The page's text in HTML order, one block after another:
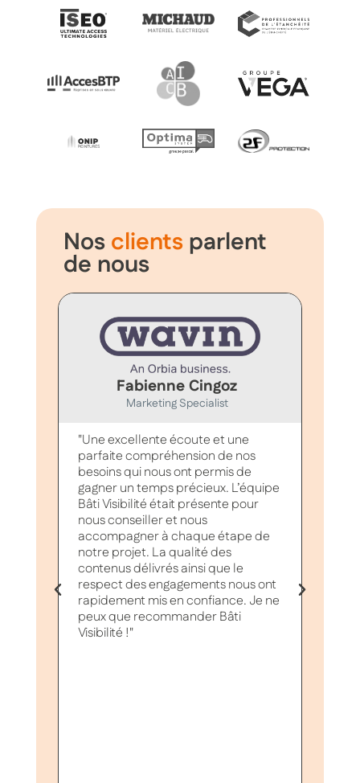
Nosclientsparlent
de nous
Fabienne Cingoz
Marketing Specialist
"Une excellente écoute et une
parfaite compréhension de nos
besoins qui nous ont permis de
gagner un temps précieux. L’équipe
Bâti Visibilité était présente pour
nous conseiller et nous
accompagner à chaque étape de
notre projet. La qualité des
contenus délivrés ainsi que le
respect des engagements nous ont
rapidement mis en confiance. Je ne
peux que recommander Bâti
Visibilité !"